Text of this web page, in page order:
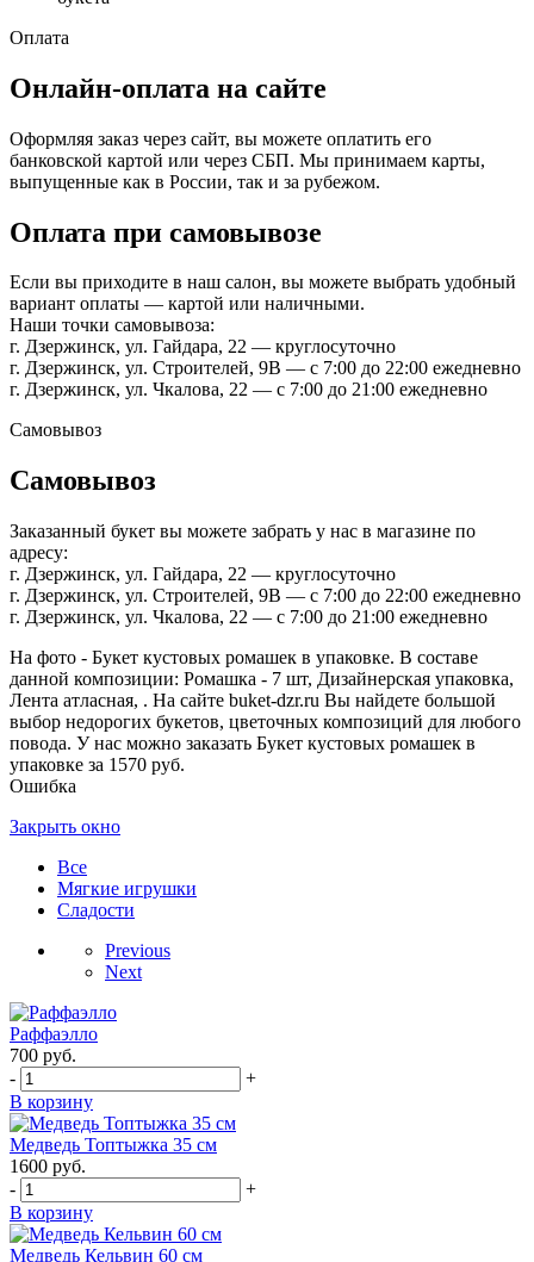
Оплата
Онлайн-оплата на сайте
Оформляя заказ через сайт, вы можете оплатить его
банковской картой или через СБП. Мы принимаем карты,
выпущенные как в России, так и за рубежом.
Оплата при самовывозе
Если вы приходите в наш салон, вы можете выбрать удобный
вариант оплаты — картой или наличными.
Наши точки самовывоза:
г. Дзержинск, ул. Гайдара, 22 — круглосуточно
г. Дзержинск, ул. Строителей, 9В — с 7:00 до 22:00 ежедневно
г. Дзержинск, ул. Чкалова, 22 — с 7:00 до 21:00 ежедневно
Самовывоз
Самовывоз
Заказанный букет вы можете забрать у нас в магазине по
адресу:
г. Дзержинск, ул. Гайдара, 22 — круглосуточно
г. Дзержинск, ул. Строителей, 9В — с 7:00 до 22:00 ежедневно
г. Дзержинск, ул. Чкалова, 22 — с 7:00 до 21:00 ежедневно
На фото - Букет кустовых ромашек в упаковке. В составе
данной композиции: Ромашка - 7 шт, Дизайнерская упаковка,
Лента атласная, . На сайте buket-dzr.ru Вы найдете большой
выбор недорогих букетов, цветочных композиций для любого
повода. У нас можно заказать Букет кустовых ромашек в
упаковке за 1570 руб.
Ошибка
Закрыть окно
Все
Мягкие игрушки
Сладости
Previous
Next
Раффаэлло
700 руб.
-
+
В корзину
Медведь Топтыжка 35 см
1600 руб.
-
+
В корзину
Медведь Кельвин 60 см